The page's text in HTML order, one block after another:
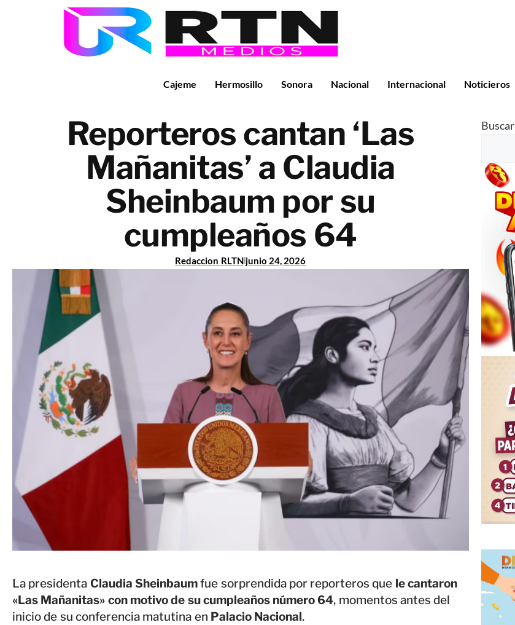
Cajeme Hermosillo Sonora Nacional Internacional Noticieros
Reporteros cantan ‘Las
Mañanitas’ a Claudia
Sheinbaum por su
cumpleaños 64
Redaccion RLTNjunio 24, 2026
La presidenta Claudia Sheinbaumfue sorprendida por reporteros que le cantaron
«Las Mañanitas» con motivo de su cumpleaños número 64, momentos antes del
inicio de su conferencia matutina en Palacio Nacional.
Buscar